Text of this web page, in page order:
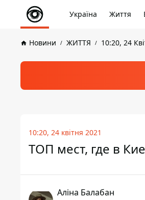
Україна Життя
Новини ЖИТТЯ 10:20, 24
10:20, 24 квітня 2021
ТОП мест, где в
Аліна Балабан